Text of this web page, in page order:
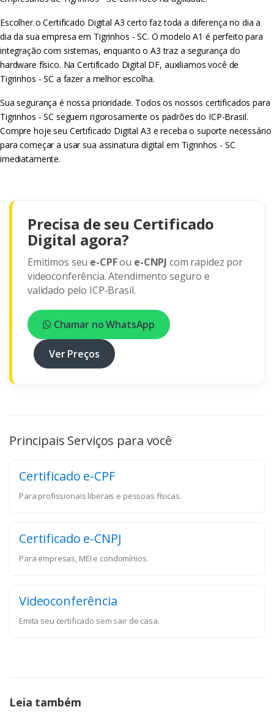
Escolher o Certificado Digital A3 certo faz toda a diferença no dia a
dia da sua empresa em Tigrinhos - SC. O modelo A1 é perfeito para
integração com sistemas, enquanto o A3 traz a segurança do
hardware físico. Na Certificado Digital DF, auxiliamos você de
Tigrinhos - SC a fazer a melhor escolha.
Sua segurança é nossa prioridade. Todos os nossos certificados para
Tigrinhos - SC seguem rigorosamente os padrões do ICP-Brasil.
Compre hoje seu Certificado Digital A3 e receba o suporte necessário
para começar a usar sua assinatura digital em Tigrinhos - SC
imediatamente.
Precisa de seu Certificado
Digital agora?
Emitimos seu e-CPFou e-CNPJ com rapidez por
videoconferência. Atendimento seguro e
validado pelo ICP-Brasil.
Chamar no WhatsApp
Ver Preços
Principais Serviços para você
Certificado e-CPF
Para profissionais liberais e pessoas físicas.
Certificado e-CNPJ
Para empresas, MEI e condomínios.
Videoconferência
Emita seu certificado sem sair de casa.
Leia também